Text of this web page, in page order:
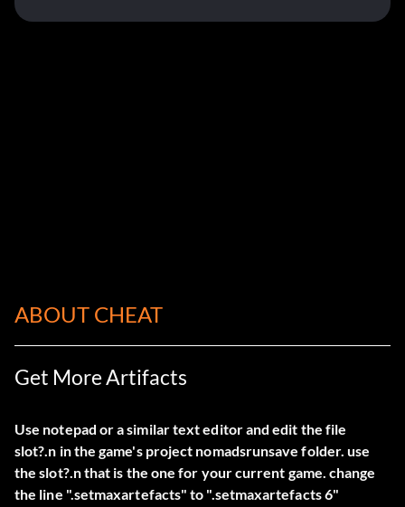
ABOUT CHEAT
Get More Artifacts
Use notepad or a similar text editor and edit the file
slot?.n in the game's project nomadsrunsave folder. use
the slot?.n that is the one for your current game. change
the line ".setmaxartefacts" to ".setmaxartefacts 6"